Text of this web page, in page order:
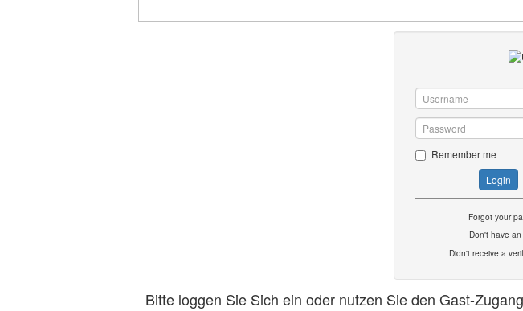
Remember me
Login
Forgot your
Don't have
Didn't receive a
Bitte loggen Sie Sich ein oder nutzen Sie den Gast-